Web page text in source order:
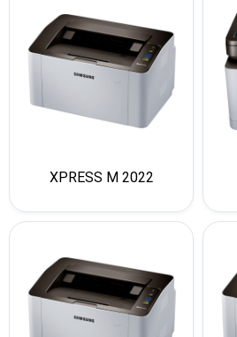
XPRESS M 2022